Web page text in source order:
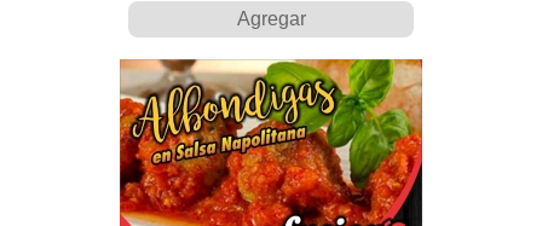
Agregar